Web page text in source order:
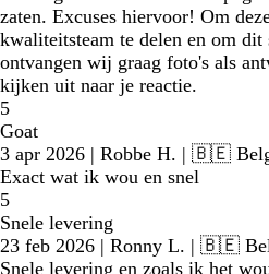
zaten. Excuses hiervoor! Om
kwaliteitsteam te delen en om dit
ontvangen wij graag foto's als
kijken uit naar je reactie.
5
Goat
3 apr 2026 | Robbe H. | 🇧🇪
Exact wat ik wou en snel
5
Snele levering
23 feb 2026 | Ronny L. | 🇧🇪
Snele levering en zoals ik het